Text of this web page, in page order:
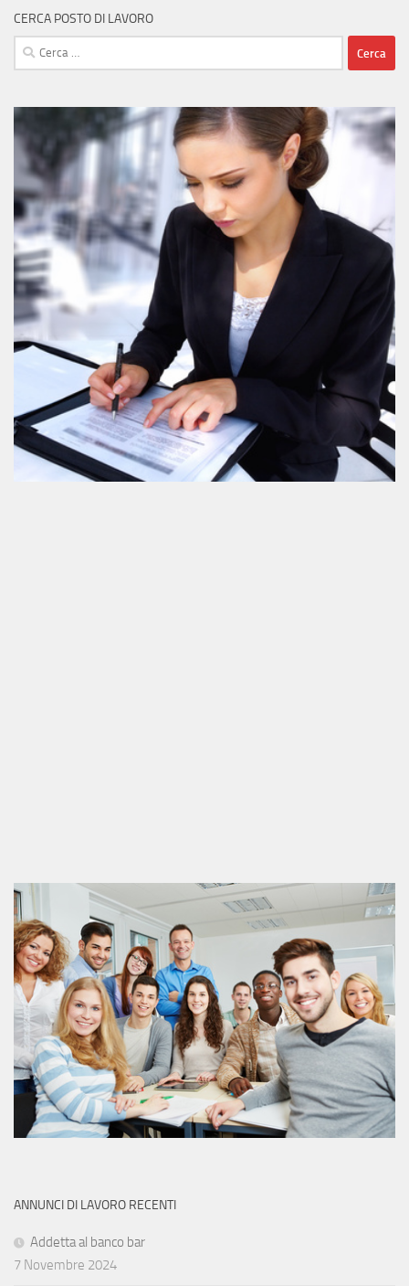
CERCA POSTO DI LAVORO
Ricerca
per:
ANNUNCI DI LAVORO RECENTI
Addetta al banco bar
7 Novembre 2024